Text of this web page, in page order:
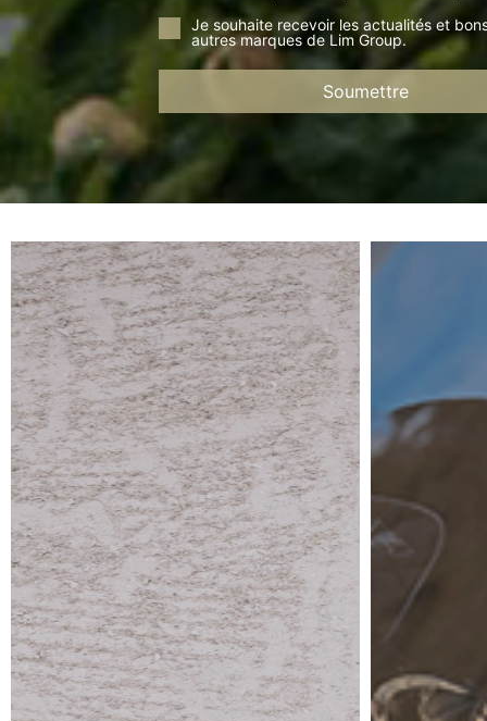
Je souhaite recevoir les actualités et
autres marques de Lim Group.